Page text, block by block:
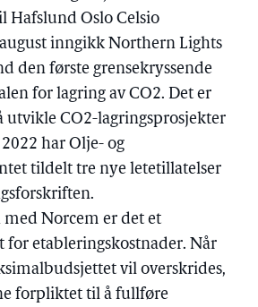
Hafslund Oslo Celsio
inngikk Northern Lights
den første grensekryssende
for lagring av CO2. Det er
utvikle CO2-lagringsprosjekter
har Olje- og
tildelt tre nye letetillatelser
Norcem er det et
etableringskostnader. Når
vil overskrides,
forpliktet til å fullføre